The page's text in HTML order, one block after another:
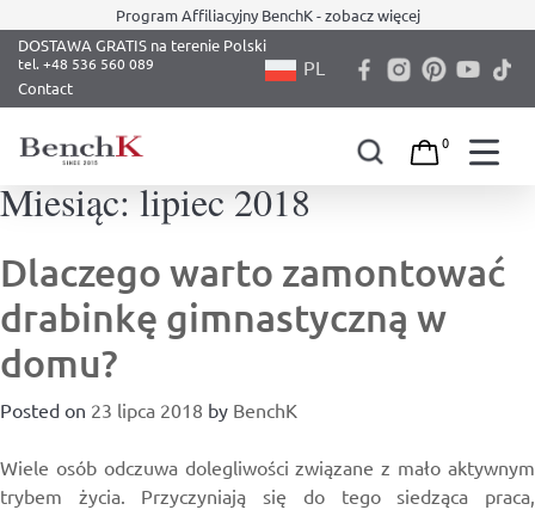
Skip
to
Program Affiliacyjny BenchK - zobacz więcej
DOSTAWA GRATIS na terenie Polski
Contact
PL
0
Miesiąc: lipiec 2018
Dlaczego warto zamontować
drabinkę gimnastyczną w
domu?
Posted on 23 lipca 2018 by BenchK
Wiele osób odczuwa dolegliwości związane z mało aktywnym
trybem życia. Przyczyniają się do tego siedząca praca,